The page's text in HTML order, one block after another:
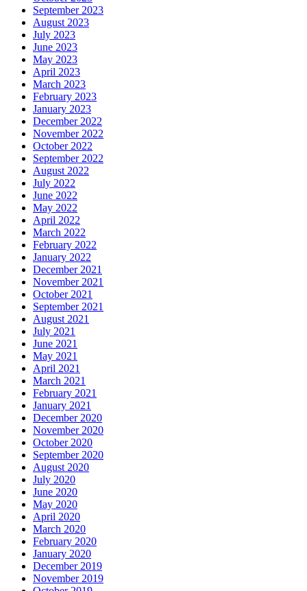
September 2023
August 2023
July 2023
June 2023
May 2023
April 2023
March 2023
February 2023
January 2023
December 2022
November 2022
October 2022
September 2022
August 2022
July 2022
June 2022
May 2022
April 2022
March 2022
February 2022
January 2022
December 2021
November 2021
October 2021
September 2021
August 2021
July 2021
June 2021
May 2021
April 2021
March 2021
February 2021
January 2021
December 2020
November 2020
October 2020
September 2020
August 2020
July 2020
June 2020
May 2020
April 2020
March 2020
February 2020
January 2020
December 2019
November 2019